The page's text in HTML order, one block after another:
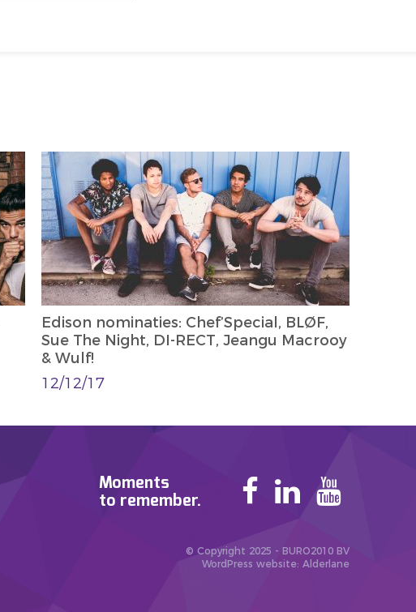
Edison nominaties: Chef’Special, BLØF,
Sue The Night, DI-RECT, Jeangu Macrooy
& Wulf!
12/12/17
Moments
to remember.
© Copyright 2025 - BURO2010 BV
WordPress website: Alderlane